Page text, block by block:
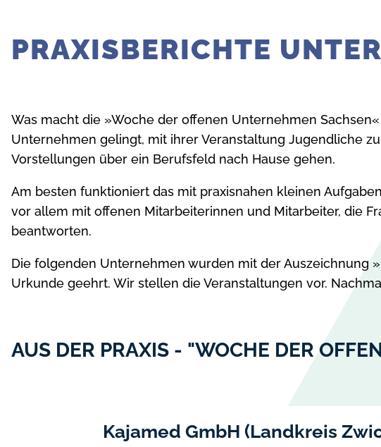
PRAXISBERICHTE
Was macht die »Woche der offenen Unternehmen
Unternehmen gelingt, mit ihrer Veranstaltung Jugendliche
Vorstellungen über ein Berufsfeld nach Hause gehen.
Am besten funktioniert das mit praxisnahen kleinen
vor allem mit offenen Mitarbeiterinnen und Mitarbeiter, die
beantworten.
Die folgenden Unternehmen wurden mit der Auszeichnung
Urkunde geehrt. Wir stellen die Veranstaltungen vor.
AUS DER PRAXIS - "WOCHE DER
Kajamed GmbH (Landkreis